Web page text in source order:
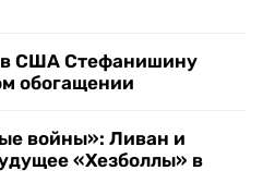
США Стефанишину
обогащении
войны»: Ливан и
«Хезболлы» в